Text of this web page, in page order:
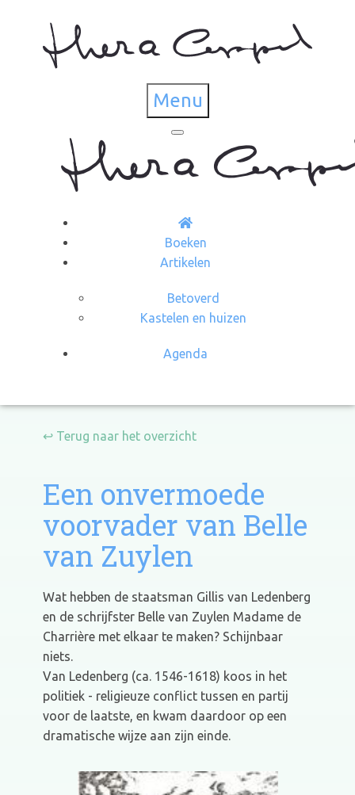
Menu
Boeken
Artikelen
Betoverd
Kastelen en huizen
Agenda
↩ Terug naar het overzicht
Een onvermoede
voorvader van Belle
van Zuylen
Wat hebben de staatsman Gillis van Ledenberg
en de schrijfster Belle van Zuylen Madame de
Charrière met elkaar te maken? Schijnbaar
niets.
Van Ledenberg (ca. 1546-1618) koos in het
politiek - religieuze conflict tussen en partij
voor de laatste, en kwam daardoor op een
dramatische wijze aan zijn einde.